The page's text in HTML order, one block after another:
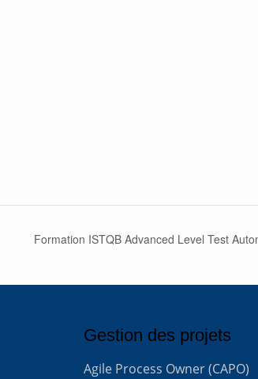
Formation ISTQB Advanced Level Test
Gestion des projets
Agile Process Owner (CAPO)